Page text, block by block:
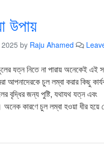
উপায়
by Raju Ahamed
যত্ন নিতে না পারায় অনেকেই এই
চুল লম্বা করার কিছু
বৃদ্ধির জন্য পুষ্টি, যথাযথ যত্ন এবং
কারণে চুল লম্বা হওয়া ধীর হয়ে